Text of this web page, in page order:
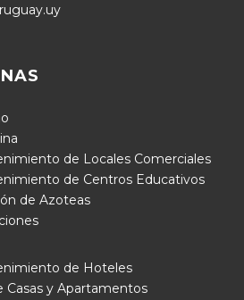
de Locales Comerciales
de Centros Educativos
de Azoteas
de Hoteles
Casas y Apartamentos